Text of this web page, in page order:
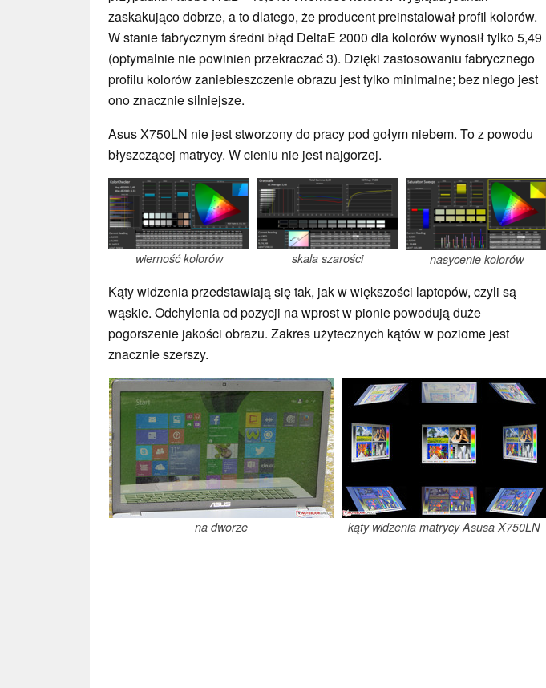
zaskakująco dobrze, a to dlatego, że producent preinstalował profil kolorów.
W stanie fabrycznym średni błąd DeltaE 2000 dla kolorów wynosił tylko 5,49
(optymalnie nie powinien przekraczać 3). Dzięki zastosowaniu fabrycznego
profilu kolorów zaniebieszczenie obrazu jest tylko minimalne; bez niego jest
ono znacznie silniejsze.
Asus X750LN nie jest stworzony do pracy pod gołym niebem. To z powodu
błyszczącej matrycy. W cieniu nie jest najgorzej.
wierność kolorów skala szarości nasycenie kolorów
Kąty widzenia przedstawiają się tak, jak w większości laptopów, czyli są
wąskie. Odchylenia od pozycji na wprost w pionie powodują duże
pogorszenie jakości obrazu. Zakres użytecznych kątów w poziome jest
znacznie szerszy.
na dworze kąty widzenia matrycy Asusa X750LN